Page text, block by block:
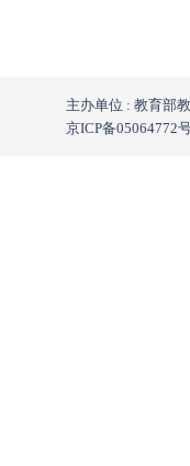
主办单位 : 教育部
京ICP备05064772